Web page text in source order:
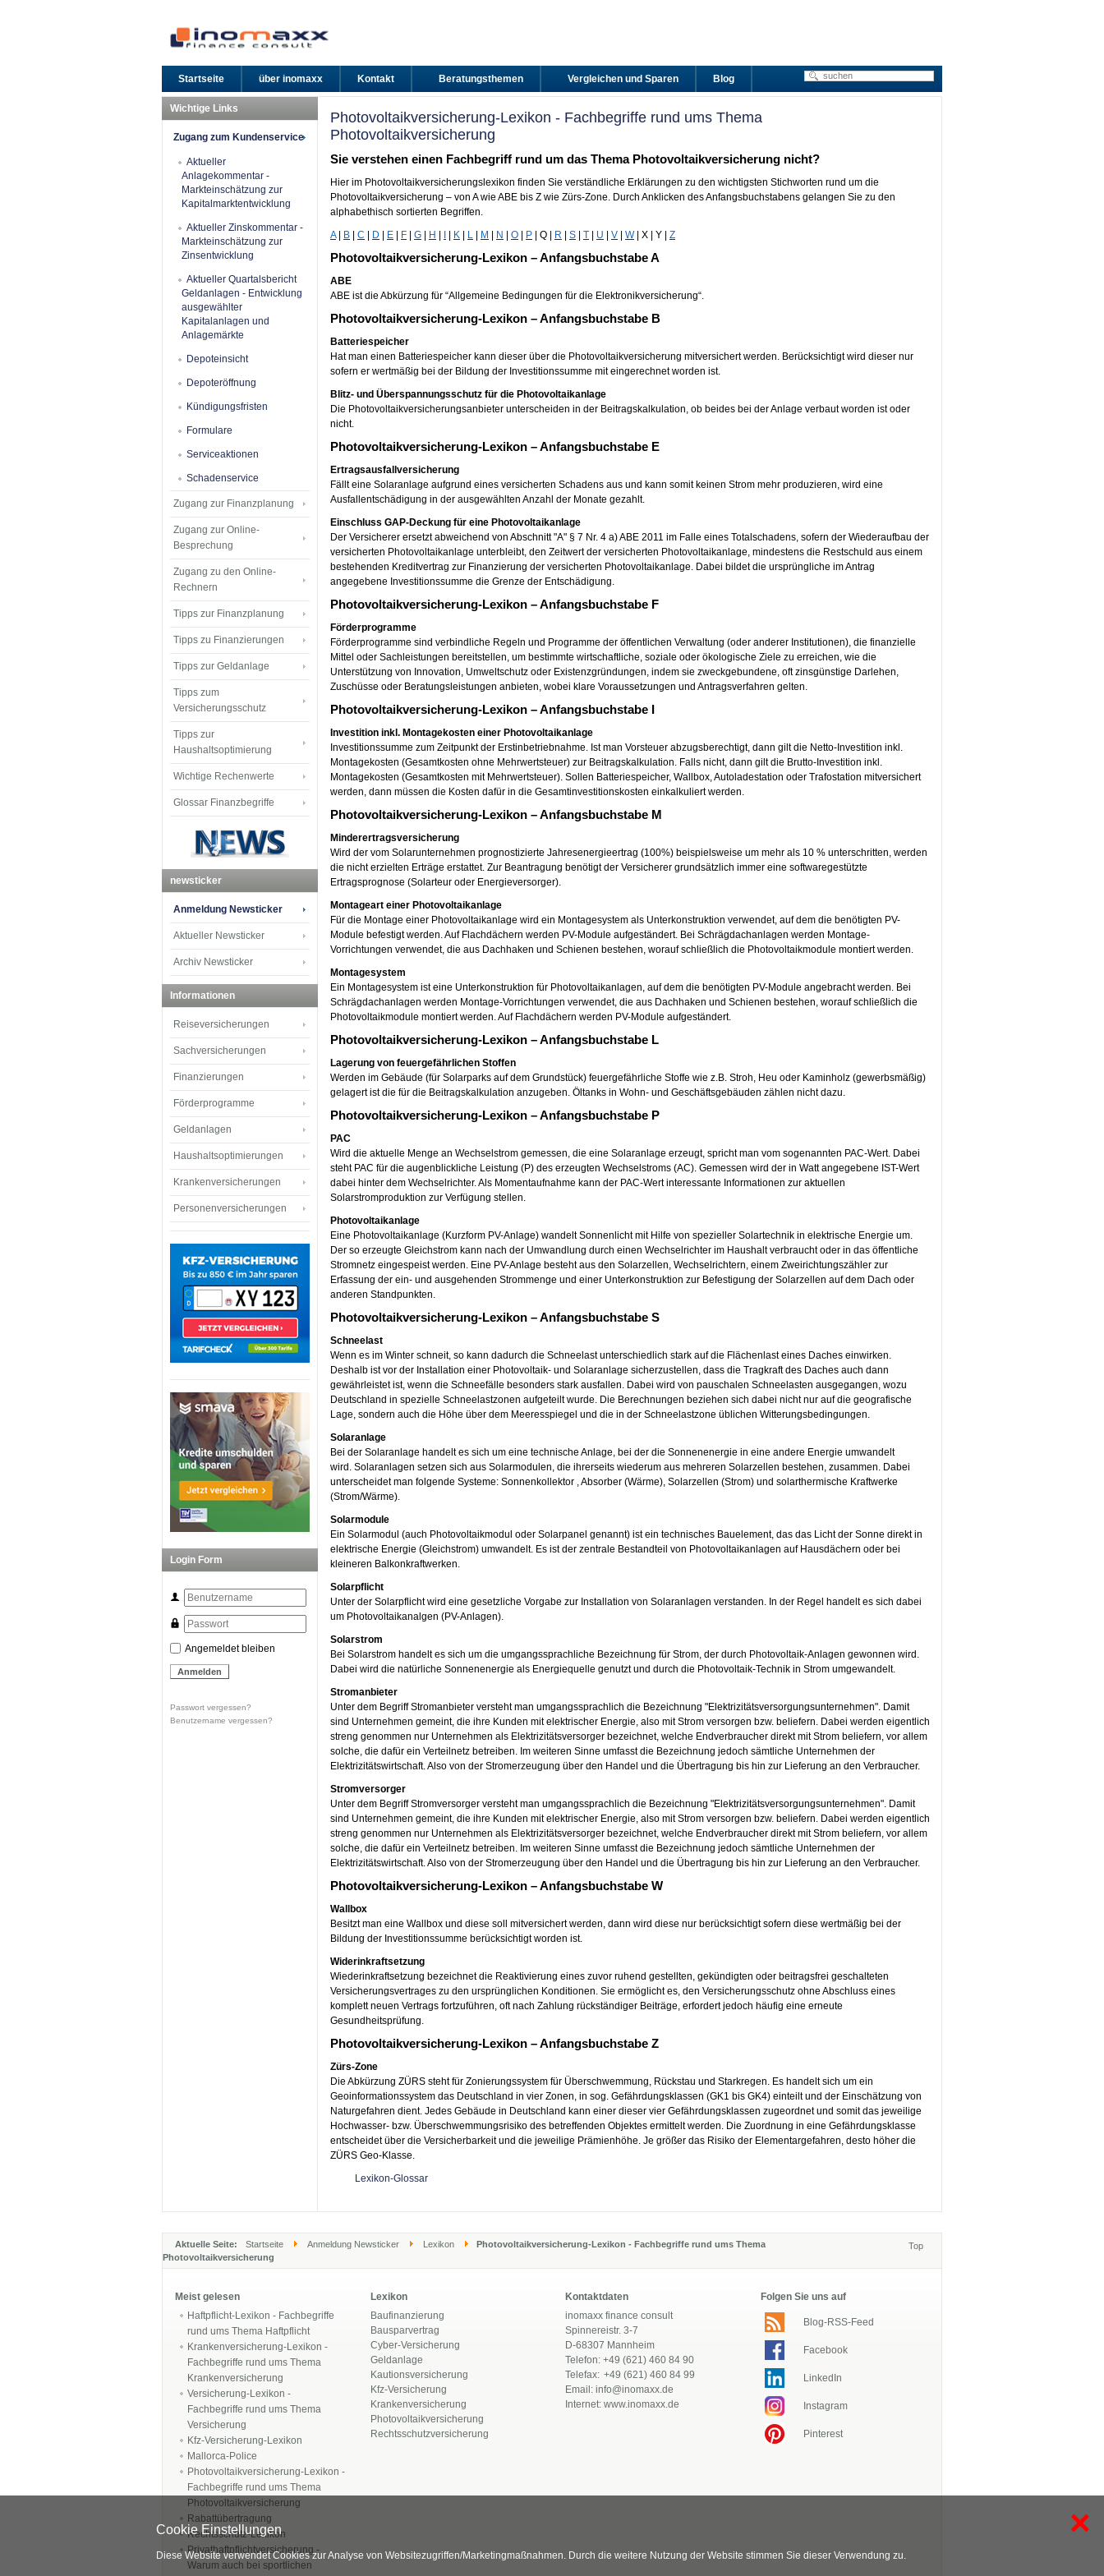
Startseite über inomaxx Kontakt Beratungsthemen Vergleichen und Sparen Blog
Photovoltaikversicherung-Lexikon - Fachbegriffe rund ums Thema
Photovoltaikversicherung
Sie verstehen einen Fachbegriff rund um das Thema Photovoltaikversicherung nicht?
Hier im Photovoltaikversicherungslexikon finden Sie verständliche Erklärungen zu den wichtigsten Stichworten rund um die
Photovoltaikversicherung – von A wie ABE bis Z wie Zürs-Zone. Durch Anklicken des Anfangsbuchstabens gelangen Sie zu den
alphabethisch sortierten Begriffen.
A| B C D E F G H K L M N O P | Q | R S T U V W| X | Y | Z
Photovoltaikversicherung-Lexikon – Anfangsbuchstabe A
ABE
ABE ist die Abkürzung für “Allgemeine Bedingungen für die Elektronikversicherung“.
Photovoltaikversicherung-Lexikon – Anfangsbuchstabe B
Batteriespeicher
Hat man einen Batteriespeicher kann dieser über die Photovoltaikversicherung mitversichert werden. Berücksichtigt wird dieser nur
sofern er wertmäßig bei der Bildung der Investitionssumme mit eingerechnet worden ist.
Blitz- und Überspannungsschutz für die Photovoltaikanlage
Die Photovoltaikversicherungsanbieter unterscheiden in der Beitragskalkulation, ob beides bei der Anlage verbaut worden ist oder
nicht.
Photovoltaikversicherung-Lexikon – Anfangsbuchstabe E
Ertragsausfallversicherung
Fällt eine Solaranlage aufgrund eines versicherten Schadens aus und kann somit keinen Strom mehr produzieren, wird eine
Ausfallentschädigung in der ausgewählten Anzahl der Monate gezahlt.
Einschluss GAP-Deckung für eine Photovoltaikanlage
Der Versicherer ersetzt abweichend von Abschnitt "A" § 7 Nr. 4 a) ABE 2011 im Falle eines Totalschadens, sofern der Wiederaufbau der
versicherten Photovoltaikanlage unterbleibt, den Zeitwert der versicherten Photovoltaikanlage, mindestens die Restschuld aus einem
bestehenden Kreditvertrag zur Finanzierung der versicherten Photovoltaikanlage. Dabei bildet die ursprüngliche im Antrag
angegebene Investitionssumme die Grenze der Entschädigung.
Photovoltaikversicherung-Lexikon – Anfangsbuchstabe F
Förderprogramme
Förderprogramme sind verbindliche Regeln und Programme der öffentlichen Verwaltung (oder anderer Institutionen), die finanzielle
Mittel oder Sachleistungen bereitstellen, um bestimmte wirtschaftliche, soziale oder ökologische Ziele zu erreichen, wie die
Unterstützung von Innovation, Umweltschutz oder Existenzgründungen, indem sie zweckgebundene, oft zinsgünstige Darlehen,
Zuschüsse oder Beratungsleistungen anbieten, wobei klare Voraussetzungen und Antragsverfahren gelten.
Photovoltaikversicherung-Lexikon – Anfangsbuchstabe I
Investition inkl. Montagekosten einer Photovoltaikanlage
Investitionssumme zum Zeitpunkt der Erstinbetriebnahme. Ist man Vorsteuer abzugsberechtigt, dann gilt die Netto-Investition inkl.
Montagekosten (Gesamtkosten ohne Mehrwertsteuer) zur Beitragskalkulation. Falls nicht, dann gilt die Brutto-Investition inkl.
Montagekosten (Gesamtkosten mit Mehrwertsteuer). Sollen Batteriespeicher, Wallbox, Autoladestation oder Trafostation mitversichert
werden, dann müssen die Kosten dafür in die Gesamtinvestitionskosten einkalkuliert werden.
Photovoltaikversicherung-Lexikon – Anfangsbuchstabe M
Minderertragsversicherung
Wird der vom Solarunternehmen prognostizierte Jahresenergieertrag (100%) beispielsweise um mehr als 10 % unterschritten, werden
die nicht erzielten Erträge erstattet. Zur Beantragung benötigt der Versicherer grundsätzlich immer eine softwaregestützte
Ertragsprognose (Solarteur oder Energieversorger).
Montageart einer Photovoltaikanlage
Für die Montage einer Photovoltaikanlage wird ein Montagesystem als Unterkonstruktion verwendet, auf dem die benötigten PV-
Module befestigt werden. Auf Flachdächern werden PV-Module aufgeständert. Bei Schrägdachanlagen werden Montage-
Vorrichtungen verwendet, die aus Dachhaken und Schienen bestehen, worauf schließlich die Photovoltaikmodule montiert werden.
Montagesystem
Ein Montagesystem ist eine Unterkonstruktion für Photovoltaikanlagen, auf dem die benötigten PV-Module angebracht werden. Bei
Schrägdachanlagen werden Montage-Vorrichtungen verwendet, die aus Dachhaken und Schienen bestehen, worauf schließlich die
Photovoltaikmodule montiert werden. Auf Flachdächern werden PV-Module aufgeständert.
Photovoltaikversicherung-Lexikon – Anfangsbuchstabe L
Lagerung von feuergefährlichen Stoffen
Werden im Gebäude (für Solarparks auf dem Grundstück) feuergefährliche Stoffe wie z.B. Stroh, Heu oder Kaminholz (gewerbsmäßig)
gelagert ist die für die Beitragskalkulation anzugeben. Öltanks in Wohn- und Geschäftsgebäuden zählen nicht dazu.
Photovoltaikversicherung-Lexikon – Anfangsbuchstabe P
PAC
Wird die aktuelle Menge an Wechselstrom gemessen, die eine Solaranlage erzeugt, spricht man vom sogenannten PAC-Wert. Dabei
steht PAC für die augenblickliche Leistung (P) des erzeugten Wechselstroms (AC). Gemessen wird der in Watt angegebene IST-Wert
dabei hinter dem Wechselrichter. Als Momentaufnahme kann der PAC-Wert interessante Informationen zur aktuellen
Solarstromproduktion zur Verfügung stellen.
Photovoltaikanlage
Eine Photovoltaikanlage (Kurzform PV-Anlage) wandelt Sonnenlicht mit Hilfe von spezieller Solartechnik in elektrische Energie um.
Der so erzeugte Gleichstrom kann nach der Umwandlung durch einen Wechselrichter im Haushalt verbraucht oder in das öffentliche
Stromnetz eingespeist werden. Eine PV-Anlage besteht aus den Solarzellen, Wechselrichtern, einem Zweirichtungszähler zur
Erfassung der ein- und ausgehenden Strommenge und einer Unterkonstruktion zur Befestigung der Solarzellen auf dem Dach oder
anderen Standpunkten.
Photovoltaikversicherung-Lexikon – Anfangsbuchstabe S
Schneelast
Wenn es im Winter schneit, so kann dadurch die Schneelast unterschiedlich stark auf die Flächenlast eines Daches einwirken.
Deshalb ist vor der Installation einer Photovoltaik- und Solaranlage sicherzustellen, dass die Tragkraft des Daches auch dann
gewährleistet ist, wenn die Schneefälle besonders stark ausfallen. Dabei wird von pauschalen Schneelasten ausgegangen, wozu
Deutschland in spezielle Schneelastzonen aufgeteilt wurde. Die Berechnungen beziehen sich dabei nicht nur auf die geografische
Lage, sondern auch die Höhe über dem Meeresspiegel und die in der Schneelastzone üblichen Witterungsbedingungen.
Solaranlage
Bei der Solaranlage handelt es sich um eine technische Anlage, bei der die Sonnenenergie in eine andere Energie umwandelt
wird. Solaranlagen setzen sich aus Solarmodulen, die ihrerseits wiederum aus mehreren Solarzellen bestehen, zusammen. Dabei
unterscheidet man folgende Systeme: Sonnenkollektor , Absorber (Wärme), Solarzellen (Strom) und solarthermische Kraftwerke
(Strom/Wärme).
Solarmodule
Ein Solarmodul (auch Photovoltaikmodul oder Solarpanel genannt) ist ein technisches Bauelement, das das Licht der Sonne direkt in
elektrische Energie (Gleichstrom) umwandelt. Es ist der zentrale Bestandteil von Photovoltaikanlagen auf Hausdächern oder bei
kleineren Balkonkraftwerken.
Solarpflicht
Unter der Solarpflicht wird eine gesetzliche Vorgabe zur Installation von Solaranlagen verstanden. In der Regel handelt es sich dabei
um Photovoltaikanalgen (PV-Anlagen).
Solarstrom
Bei Solarstrom handelt es sich um die umgangssprachliche Bezeichnung für Strom, der durch Photovoltaik-Anlagen gewonnen wird.
Dabei wird die natürliche Sonnenenergie als Energiequelle genutzt und durch die Photovoltaik-Technik in Strom umgewandelt.
Stromanbieter
Unter dem Begriff Stromanbieter versteht man umgangssprachlich die Bezeichnung "Elektrizitätsversorgungsunternehmen". Damit
sind Unternehmen gemeint, die ihre Kunden mit elektrischer Energie, also mit Strom versorgen bzw. beliefern. Dabei werden eigentlich
streng genommen nur Unternehmen als Elektrizitätsversorger bezeichnet, welche Endverbraucher direkt mit Strom beliefern, vor allem
solche, die dafür ein Verteilnetz betreiben. Im weiteren Sinne umfasst die Bezeichnung jedoch sämtliche Unternehmen der
Elektrizitätswirtschaft. Also von der Stromerzeugung über den Handel und die Übertragung bis hin zur Lieferung an den Verbraucher.
Stromversorger
Unter dem Begriff Stromversorger versteht man umgangssprachlich die Bezeichnung "Elektrizitätsversorgungsunternehmen". Damit
sind Unternehmen gemeint, die ihre Kunden mit elektrischer Energie, also mit Strom versorgen bzw. beliefern. Dabei werden eigentlich
streng genommen nur Unternehmen als Elektrizitätsversorger bezeichnet, welche Endverbraucher direkt mit Strom beliefern, vor allem
solche, die dafür ein Verteilnetz betreiben. Im weiteren Sinne umfasst die Bezeichnung jedoch sämtliche Unternehmen der
Elektrizitätswirtschaft. Also von der Stromerzeugung über den Handel und die Übertragung bis hin zur Lieferung an den Verbraucher.
Photovoltaikversicherung-Lexikon – Anfangsbuchstabe W
Wallbox
Besitzt man eine Wallbox und diese soll mitversichert werden, dann wird diese nur berücksichtigt sofern diese wertmäßig bei der
Bildung der Investitionssumme berücksichtigt worden ist.
Widerinkraftsetzung
Wiederinkraftsetzung bezeichnet die Reaktivierung eines zuvor ruhend gestellten, gekündigten oder beitragsfrei geschalteten
Versicherungsvertrages zu den ursprünglichen Konditionen. Sie ermöglicht es, den Versicherungsschutz ohne Abschluss eines
komplett neuen Vertrags fortzuführen, oft nach Zahlung rückständiger Beiträge, erfordert jedoch häufig eine erneute
Gesundheitsprüfung.
Photovoltaikversicherung-Lexikon – Anfangsbuchstabe Z
Zürs-Zone
Die Abkürzung ZÜRS steht für Zonierungssystem für Überschwemmung, Rückstau und Starkregen. Es handelt sich um ein
Geoinformationssystem das Deutschland in vier Zonen, in sog. Gefährdungsklassen (GK1 bis GK4) einteilt und der Einschätzung von
Naturgefahren dient. Jedes Gebäude in Deutschland kann einer dieser vier Gefährdungsklassen zugeordnet und somit das jeweilige
Hochwasser- bzw. Überschwemmungsrisiko des betreffenden Objektes ermittelt werden. Die Zuordnung in eine Gefährdungsklasse
entscheidet über die Versicherbarkeit und die jeweilige Prämienhöhe. Je größer das Risiko der Elementargefahren, desto höher die
ZÜRS Geo-Klasse.
Lexikon-Glossar
Wichtige Links
Zugang zum Kundenservice
Aktueller
Anlagekommentar -
Markteinschätzung zur
Kapitalmarktentwicklung
Aktueller Zinskommentar -
Markteinschätzung zur
Zinsentwicklung
Aktueller Quartalsbericht
Geldanlagen - Entwicklung
ausgewählter
Kapitalanlagen und
Anlagemärkte
Depoteinsicht
Depoteröffnung
Kündigungsfristen
Formulare
Serviceaktionen
Schadenservice
Zugang zur Finanzplanung
Zugang zur Online-
Besprechung
Zugang zu den Online-
Rechnern
Tipps zur Finanzplanung
Tipps zu Finanzierungen
Tipps zur Geldanlage
Tipps zum
Versicherungsschutz
Tipps zur
Haushaltsoptimierung
Wichtige Rechenwerte
Glossar Finanzbegriffe
newsticker
Anmeldung Newsticker
Aktueller Newsticker
Archiv Newsticker
Informationen
Reiseversicherungen
Sachversicherungen
Finanzierungen
Förderprogramme
Geldanlagen
Haushaltsoptimierungen
Krankenversicherungen
Personenversicherungen
Login Form
Angemeldet bleiben
Passwort vergessen?
Benutzername vergessen?
Aktuelle Seite: Startseite Anmeldung Newsticker Lexikon
Photovoltaikversicherung-Lexikon - Fachbegriffe rund ums Thema
Photovoltaikversicherung
Top
Meist gelesen
Haftpflicht-Lexikon - Fachbegriffe
rund ums Thema Haftpflicht
Krankenversicherung-Lexikon -
Fachbegriffe rund ums Thema
Krankenversicherung
Versicherung-Lexikon -
Fachbegriffe rund ums Thema
Versicherung
Kfz-Versicherung-Lexikon
Mallorca-Police
Photovoltaikversicherung-Lexikon -
Fachbegriffe rund ums Thema
Photovoltaikversicherung
Rabattübertragung
Rechtsschutz-Lexikon
Privathaftpflichtversicherung -
Warum auch bei sportlichen
Lexikon
Baufinanzierung
Bausparvertrag
Cyber-Versicherung
Geldanlage
Kautionsversicherung
Kfz-Versicherung
Krankenversicherung
Photovoltaikversicherung
Rechtsschutzversicherung
Kontaktdaten
inomaxx finance consult
Spinnereistr. 3-7
D-68307 Mannheim
Telefon: +49 (621) 460 84 90
Telefax: +49 (621) 460 84 99
Email: info@inomaxx.de
Internet: www.inomaxx.de
Folgen Sie uns auf
Blog-RSS-Feed
Facebook
LinkedIn
Instagram
Pinterest
×
Cookie Einstellungen
Diese Website verwendet Cookies zur Analyse von Websitezugriffen/Marketingmaßnahmen. Durch die weitere Nutzung der Website stimmen Sie dieser Verwendung zu.